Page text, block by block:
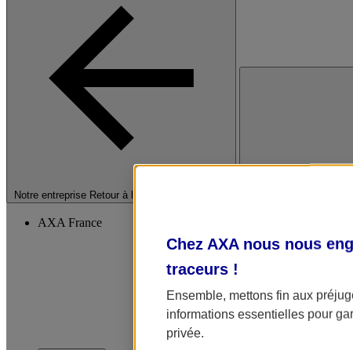
Notre entreprise Retour à la section précédente
AXA France
Chez AXA nous nous
traceurs !
Ensemble, mettons fin aux
informations essentielles pour
privée.